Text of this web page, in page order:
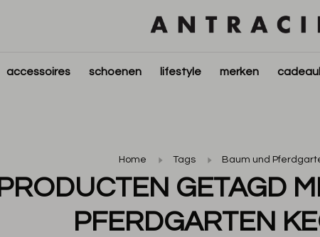
accessoires schoenen lifestyle merken
Home Tags Baum und
PRODUCTEN GETAGD
PFERDGARTEN